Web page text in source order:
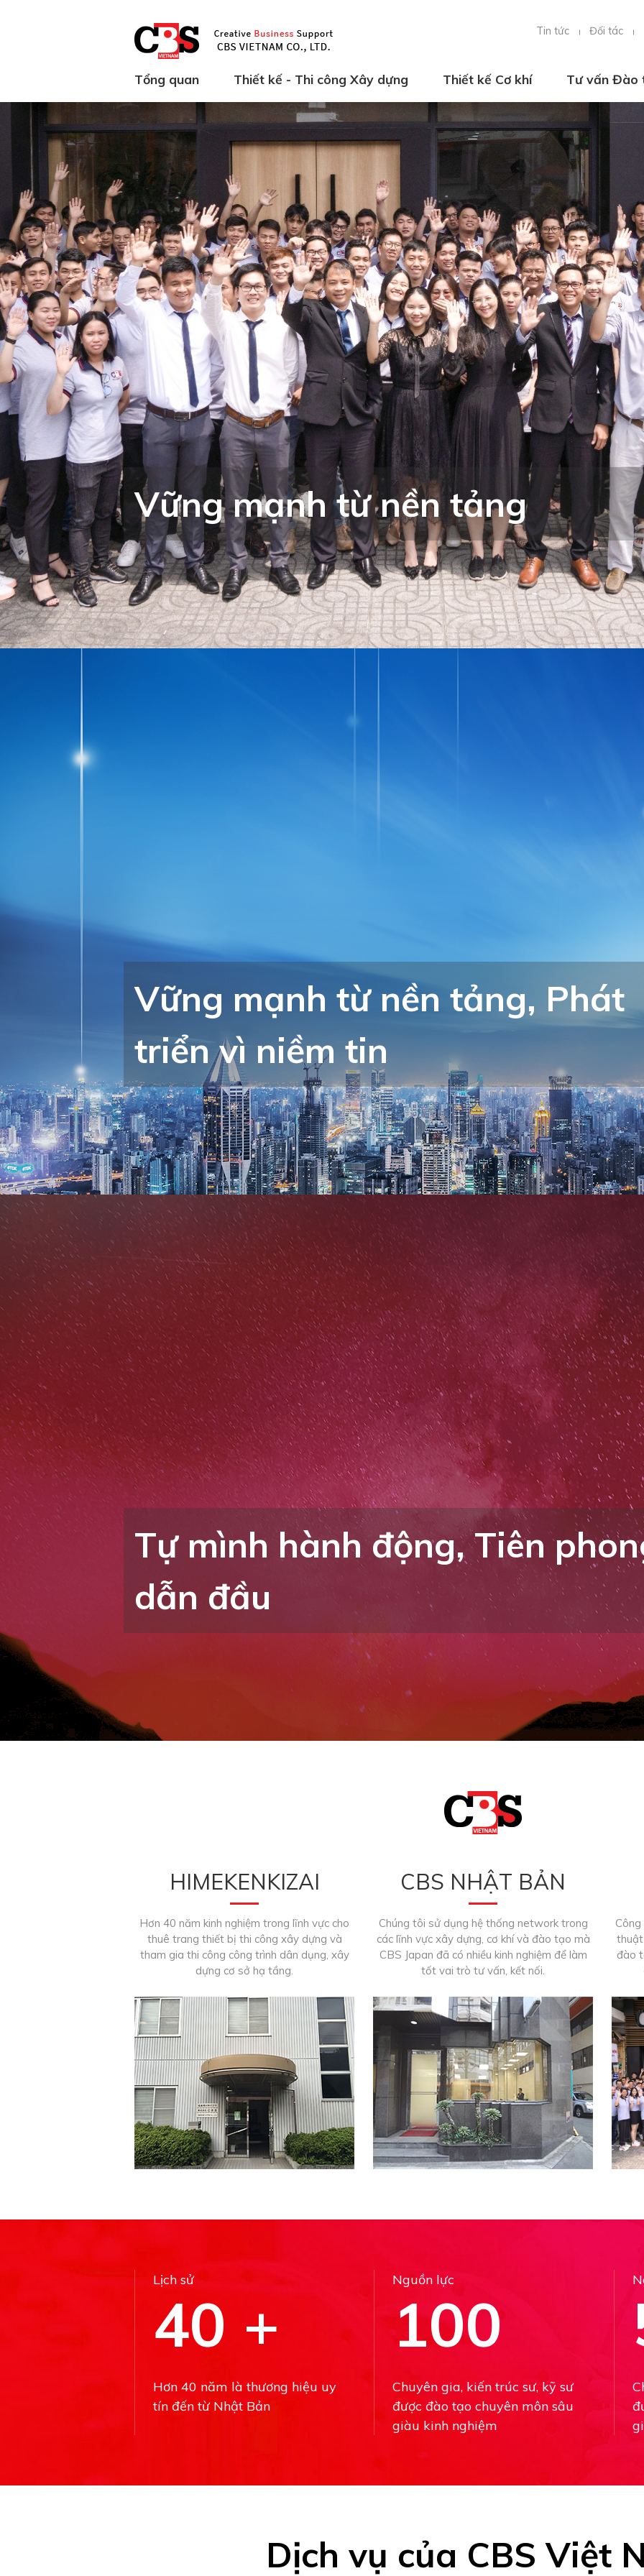
Tin tức Đối tác
Tổng quan Thiết kế - Thi công Xây dựng Thiết kế Cơ khí Tư vấn Đào
Vững mạnh từ nền tảng
Vững mạnh từ nền tảng, Phát
triển vì niềm tin
Tự mình hành động, Tiên
dẫn đầu
HIMEKENKIZAI
Hơn 40 năm kinh nghiệm trong lĩnh vực cho
thuê trang thiết bị thi công xây dựng và
tham gia thi công công trình dân dụng, xây
dựng cơ sở hạ tầng.
CBS NHẬT BẢN
Chúng tôi sử dụng hệ thống network trong
các lĩnh vực xây dựng, cơ khí và đào tạo mà
CBS Japan đã có nhiều kinh nghiệm để làm
tốt vai trò tư vấn, kết nối.
đào
Lịch sử
40 +
Hơn 40 năm là thương hiệu uy
tín đến từ Nhật Bản
Nguồn lực
100
Chuyên gia, kiến trúc sư, kỹ sư
được đào tạo chuyên môn sâu
giàu kinh nghiệm
Dịch vụ của CBS Việt